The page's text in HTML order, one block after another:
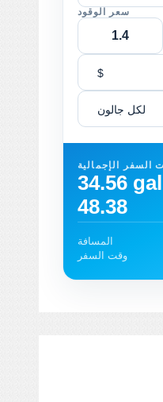
سعر الوقود
$
لكل جالون
السفر الإجمالية
34.56
48.38
المسافة
وقت السفر